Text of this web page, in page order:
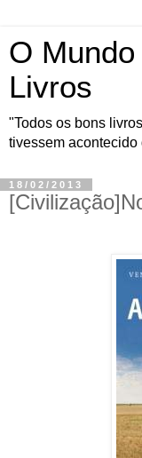
O
Livros
"Todos os bons
tivessem
18/02/2013